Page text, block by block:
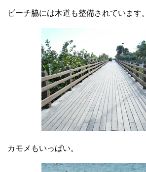
ビーチ脇には木道も整備されています。
カモメもいっぱい。